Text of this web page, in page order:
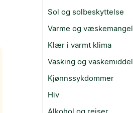
Sol og solbeskyttelse
Varme og væskemangel
Klær i varmt klima
Vasking og vaskemiddel
Kjønnssykdommer
Hiv